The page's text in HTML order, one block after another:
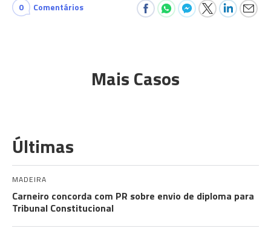
0 Comentários
Mais Casos
Últimas
MADEIRA
Carneiro concorda com PR sobre envio de diploma para
Tribunal Constitucional